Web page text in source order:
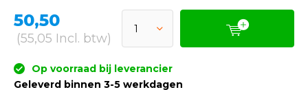
50,50
(55,05 Incl. btw)
Op voorraad bij leverancier
Geleverd binnen 3-5 werkdagen